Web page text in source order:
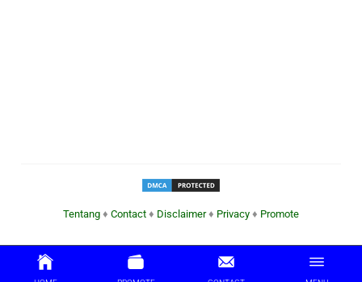
Tentang ♦ Contact ♦ Disclaimer♦ Privacy ♦ Promote